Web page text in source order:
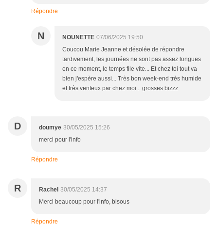
Répondre
N NOUNETTE 07/06/2025 19:50
Coucou Marie Jeanne et désolée de répondre
tardivement, les journées ne sont pas assez longues
en ce moment, le temps file vite... Et chez toi tout va
bien j'espère aussi... Très bon week-end très humide
et très venteux par chez moi... grosses bizzz
D doumye 30/05/2025 15:26
merci pour l'info
Répondre
R Rachel 30/05/2025 14:37
Merci beaucoup pour l'info, bisous
Répondre